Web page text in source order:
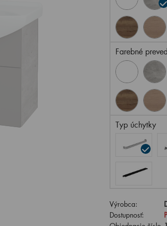
Farebné
Typ úchytky
Výrobca:
Dostupnosť: